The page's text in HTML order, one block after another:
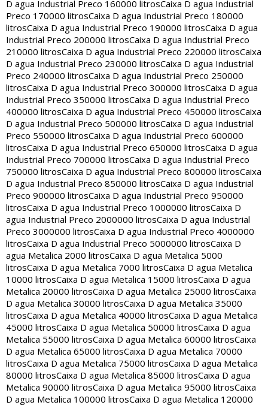
D agua Industrial Preco 160000 litrosCaixa D agua Industrial
Preco 170000 litrosCaixa D agua Industrial Preco 180000
litrosCaixa D agua Industrial Preco 190000 litrosCaixa D agua
Industrial Preco 200000 litrosCaixa D agua Industrial Preco
210000 litrosCaixa D agua Industrial Preco 220000 litrosCaixa
D agua Industrial Preco 230000 litrosCaixa D agua Industrial
Preco 240000 litrosCaixa D agua Industrial Preco 250000
litrosCaixa D agua Industrial Preco 300000 litrosCaixa D agua
Industrial Preco 350000 litrosCaixa D agua Industrial Preco
400000 litrosCaixa D agua Industrial Preco 450000 litrosCaixa
D agua Industrial Preco 500000 litrosCaixa D agua Industrial
Preco 550000 litrosCaixa D agua Industrial Preco 600000
litrosCaixa D agua Industrial Preco 650000 litrosCaixa D agua
Industrial Preco 700000 litrosCaixa D agua Industrial Preco
750000 litrosCaixa D agua Industrial Preco 800000 litrosCaixa
D agua Industrial Preco 850000 litrosCaixa D agua Industrial
Preco 900000 litrosCaixa D agua Industrial Preco 950000
litrosCaixa D agua Industrial Preco 1000000 litrosCaixa D
agua Industrial Preco 2000000 litrosCaixa D agua Industrial
Preco 3000000 litrosCaixa D agua Industrial Preco 4000000
litrosCaixa D agua Industrial Preco 5000000 litrosCaixa D
agua Metalica 2000 litrosCaixa D agua Metalica 5000
litrosCaixa D agua Metalica 7000 litrosCaixa D agua Metalica
10000 litrosCaixa D agua Metalica 15000 litrosCaixa D agua
Metalica 20000 litrosCaixa D agua Metalica 25000 litrosCaixa
D agua Metalica 30000 litrosCaixa D agua Metalica 35000
litrosCaixa D agua Metalica 40000 litrosCaixa D agua Metalica
45000 litrosCaixa D agua Metalica 50000 litrosCaixa D agua
Metalica 55000 litrosCaixa D agua Metalica 60000 litrosCaixa
D agua Metalica 65000 litrosCaixa D agua Metalica 70000
litrosCaixa D agua Metalica 75000 litrosCaixa D agua Metalica
80000 litrosCaixa D agua Metalica 85000 litrosCaixa D agua
Metalica 90000 litrosCaixa D agua Metalica 95000 litrosCaixa
D agua Metalica 100000 litrosCaixa D agua Metalica 120000